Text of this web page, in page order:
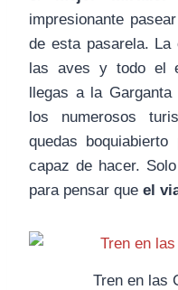
impresionante
de esta pasarela.
las aves y todo el
llegas a la Garganta
los numerosos
quedas
capaz de hacer.
para pensar que el
Tren en las